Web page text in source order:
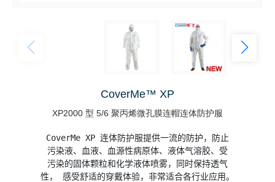
CoverMe™ XP
XP2000 型 5/6 聚丙烯微孔膜连帽连体防护服
CoverMe XP 连体防护服提供一流的防护，防止
污染液、血液、血源性病原体、液体气溶胶、受
污染的固体颗粒和化学液体喷雾，同时保持透气
性， 感受舒适的穿戴体验，非常适合各行业应用。